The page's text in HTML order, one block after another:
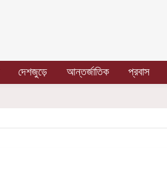
দেশজুড়ে আন্তর্জাতিক প্রবাস